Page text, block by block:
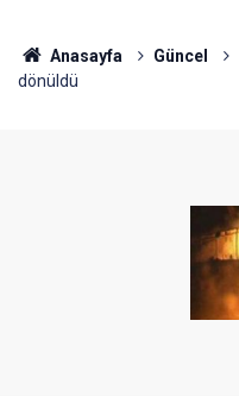
Anasayfa Güncel
dönüldü